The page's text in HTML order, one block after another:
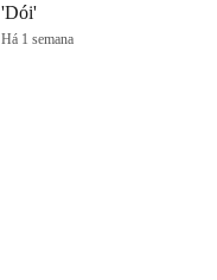
'Dói'
Há 1 semana